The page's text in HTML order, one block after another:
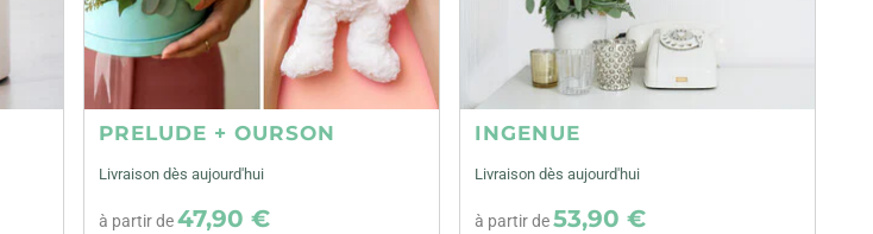
PRELUDE + OURSON
Livraison dès aujourd'hui
à partir de47,90 €
INGENUE
Livraison dès aujourd'hui
à partir de53,90 €